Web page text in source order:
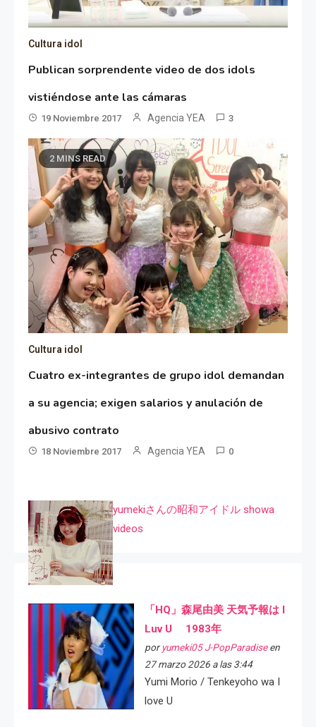
Cultura idol
Publican sorprendente video de dos idols
vistiéndose ante las cámaras
19 Noviembre 2017 Agencia YEA 3
2 MINS READ
Cultura idol
Cuatro ex-integrantes de grupo idol demandan
a su agencia; exigen salarios y anulación de
abusivo contrato
18 Noviembre 2017 Agencia YEA 0
yumekiさんの昭和アイドル showa
videos
「HQ」森尾由美 天気予報は I
Luv U 1983年
por yumeki05 J-PopParadiseen
27 marzo 2026 a las 3:44
Yumi Morio / Tenkeyoho wa I
love U